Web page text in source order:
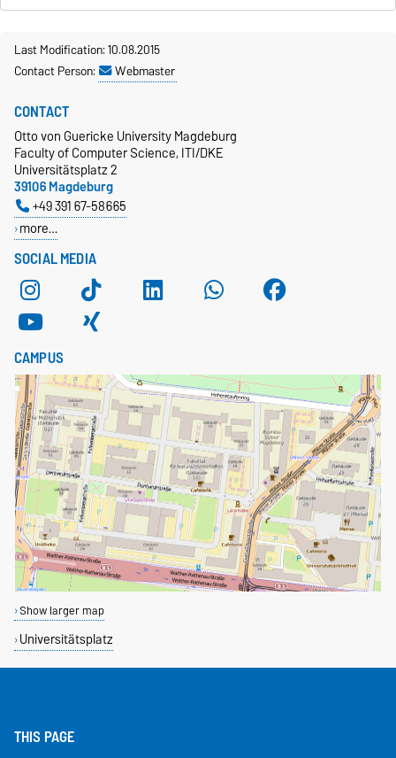
Last Modification: 10.08.2015
Contact Person:
Webmaster
SOCIAL MEDIA
CONTACT
Otto von Guericke University Magdeburg
Faculty of Computer Science, ITI/DKE
Universitätsplatz 2
39106 Magdeburg
+49 391 67-58665
more…
CAMPUS
Show larger map
Universitätsplatz
THIS PAGE